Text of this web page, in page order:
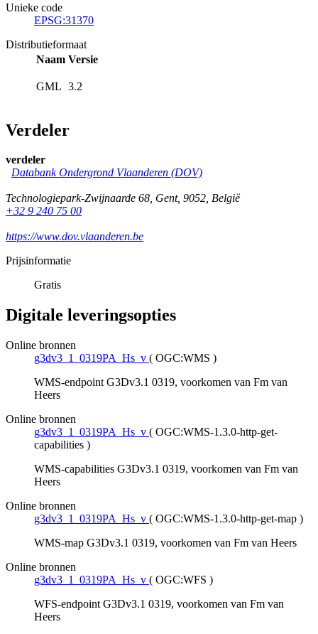
Unieke code
EPSG:31370
Distributieformaat
Naam Versie
GML 3.2
Verdeler
verdeler
Databank Ondergrond Vlaanderen (DOV)
Technologiepark-Zwijnaarde 68, Gent, 9052, België
+32 9 240 75 00
https://www.dov.vlaanderen.be
Prijsinformatie
Gratis
Digitale leveringsopties
Online bronnen
g3dv3_1_0319PA_Hs_v ( OGC:WMS )
WMS-endpoint G3Dv3.1 0319, voorkomen van Fm van
Heers
Online bronnen
g3dv3_1_0319PA_Hs_v ( OGC:WMS-1.3.0-http-get-
capabilities )
WMS-capabilities G3Dv3.1 0319, voorkomen van Fm van
Heers
Online bronnen
g3dv3_1_0319PA_Hs_v ( OGC:WMS-1.3.0-http-get-map )
WMS-map G3Dv3.1 0319, voorkomen van Fm van Heers
Online bronnen
g3dv3_1_0319PA_Hs_v ( OGC:WFS )
WFS-endpoint G3Dv3.1 0319, voorkomen van Fm van
Heers